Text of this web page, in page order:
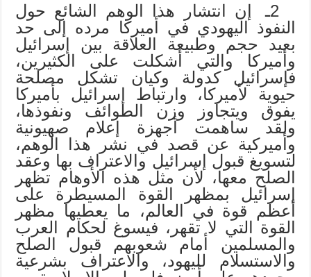
2ـ إن انتشار هذا الوهم الشائع حول
النفوذ اليهودي في أميركا مرده إلى حد
بعيد حجم وطبيعة العلاقة بين إسرائيل
وأميركا والتي أشكلت على الكثيرين،
فإسرائيل كدولة وكيان تشكل مصلحة
حيوية لأميركا، وارتباط إسرائيل بأميركا
يفوق ويتجاوز وزن الطوائف ونفوذها،
ولقد ساهمت أجهزة إعلام صهيونية
وأميركية عن قصد في نشر هذا الوهم،
لتسويغ قبول إسرائيل والاعتراف بها وعقد
الصلح معها، لأن مثل هذه الأوهام تظهر
إسرائيل بمظهر القوة المسيطرة على
أعظم قوة في العالم، ما يعطيها مظهر
القوة التي لا تقهر، فيسوغ لحكام العرب
والمسلمين أمام شعوبهم قبول الصلح
والاستسلام لليهود، والاعتراف بشرعية